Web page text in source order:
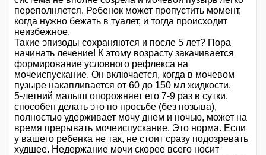
переполняется. Ребенок может пропустить момент,
когда нужно бежать в туалет, и тогда происходит
неизбежное.
Такие эпизоды сохраняются и после 5 лет? Пора
начинать лечение! К этому возрасту закачивается
формирование условного рефлекса на
мочеиспускание. Он включается, когда в мочевом
пузыре накапливается от 60 до 150 мл жидкости.
5-летний малыш опорожняет его 7-9 раз в сутки,
способен делать это по просьбе (без позыва),
полностью удерживает мочу днем и ночью, может на
время прерывать мочеиспускание. Это норма. Если
у вашего ребенка не так, не стоит сразу подозревать
худшее. Недержание мочи скорее всего носит